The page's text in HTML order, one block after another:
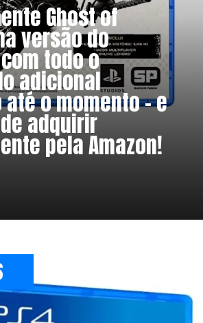
Ghost of
versão do
todo o
adicional
o momento - e
adquirir
pela Amazon!